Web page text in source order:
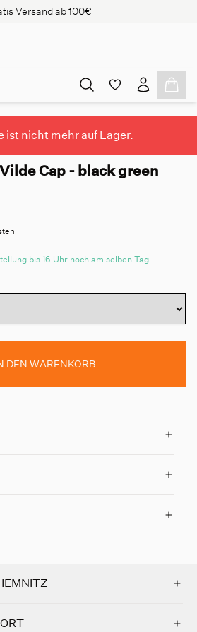
Versand ab 100€
ist nicht mehr auf Lager.
Cap - black green
bis 16 Uhr noch am selben Tag
DEN WARENKORB